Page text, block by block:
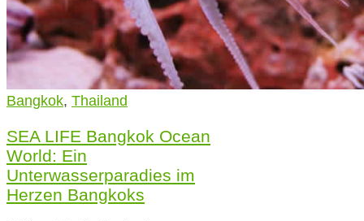
Bangkok, Thailand
SEA LIFE Bangkok Ocean
World: Ein
Unterwasserparadies im
Herzen Bangkoks